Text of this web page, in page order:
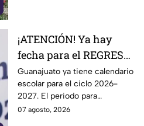
¡ATENCIÓN! Ya hay
fecha para el REGRESO
A CLASES en
Guanajuato: esto marca
el calendario 2026-
2027
Guanajuato ya tiene calendario
escolar para el ciclo 2026-
2027. El periodo para
Preescolar, primaria y
07 agosto, 2026